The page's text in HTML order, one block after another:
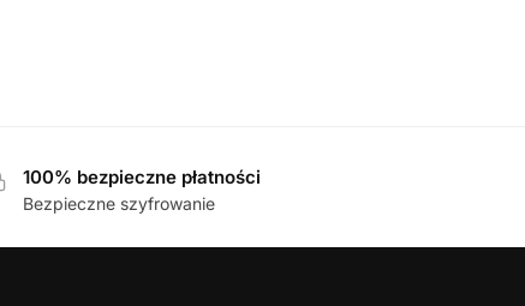
100% bezpieczne płatności
Bezpieczne szyfrowanie